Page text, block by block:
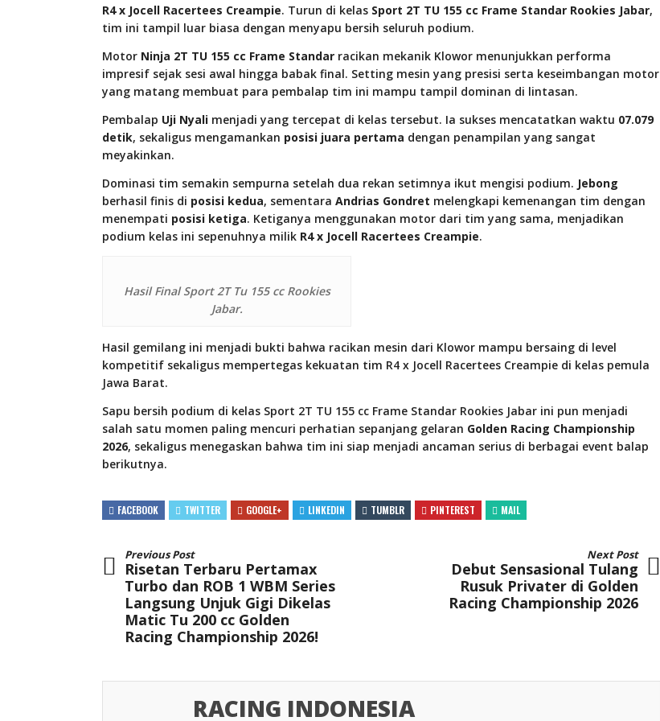
R4 x Jocell Racertees Creampie. Turun di kelas Sport 2T TU 155 cc Frame Standar Rookies Jabar,
tim ini tampil luar biasa dengan menyapu bersih seluruh podium.
Motor Ninja 2T TU 155 cc Frame Standar racikan mekanik Klowor menunjukkan performa
impresif sejak sesi awal hingga babak final. Setting mesin yang presisi serta keseimbangan motor
yang matang membuat para pembalap tim ini mampu tampil dominan di lintasan.
Pembalap Uji Nyali menjadi yang tercepat di kelas tersebut. Ia sukses mencatatkan waktu 07.079
detik, sekaligus mengamankan posisi juara pertama dengan penampilan yang sangat
meyakinkan.
Dominasi tim semakin sempurna setelah dua rekan setimnya ikut mengisi podium. Jebong
berhasil finis di posisi kedua, sementara Andrias Gondret melengkapi kemenangan tim dengan
menempati posisi ketiga. Ketiganya menggunakan motor dari tim yang sama, menjadikan
podium kelas ini sepenuhnya milik R4 x Jocell Racertees Creampie.
Hasil Final Sport 2T Tu 155 cc Rookies
Jabar.
Hasil gemilang ini menjadi bukti bahwa racikan mesin dari Klowor mampu bersaing di level
kompetitif sekaligus mempertegas kekuatan tim R4 x Jocell Racertees Creampie di kelas pemula
Jawa Barat.
Sapu bersih podium di kelas Sport 2T TU 155 cc Frame Standar Rookies Jabar ini pun menjadi
salah satu momen paling mencuri perhatian sepanjang gelaran Golden Racing Championship
2026, sekaligus menegaskan bahwa tim ini siap menjadi ancaman serius di berbagai event balap
berikutnya.
FACEBOOK TWITTER GOOGLE+ LINKEDIN TUMBLR PINTEREST MAIL
Previous Post
Risetan Terbaru Pertamax
Turbo dan ROB 1 WBM Series
Langsung Unjuk Gigi Dikelas
Matic Tu 200 cc Golden
Racing Championship 2026!
Next Post
Debut Sensasional Tulang
Rusuk Privater di Golden
Racing Championship 2026
RACING INDONESIA